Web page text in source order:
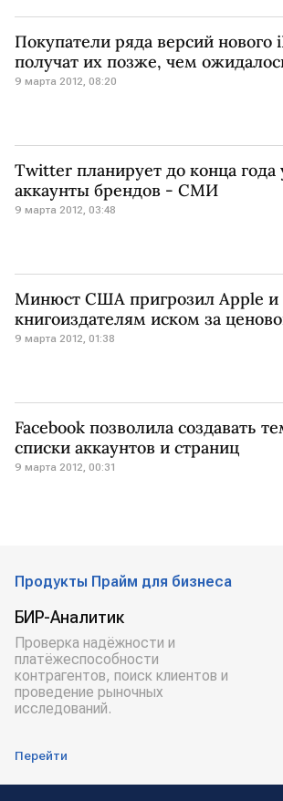
Покупатели ряда версий
получат их позже, чем
9 марта 2012, 08:20
Twitter планирует до конца года
аккаунты брендов - СМИ
9 марта 2012, 03:48
Минюст США пригрозил Apple и
книгоиздателям иском за
9 марта 2012, 01:38
Facebook позволила создавать
списки аккаунтов и страниц
9 марта 2012, 00:31
Продукты Прайм для бизнеса
БИР-Аналитик
Проверка надёжности и
платёжеспособности
контрагентов, поиск клиентов и
проведение рыночных
исследований.
Перейти